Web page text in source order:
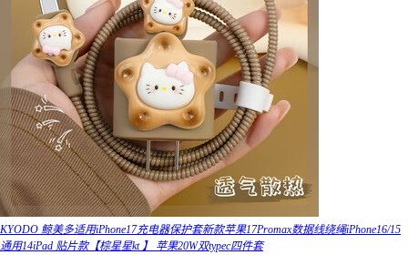
KYODO 鲸美多适用iPhone17充电器保护套新款苹果17Promax数据线绕绳iPhone16/15
通用14iPad 贴片款【棕星星kt 】 苹果20W双typec四件套